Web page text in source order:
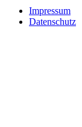
Impressum
Datenschutz